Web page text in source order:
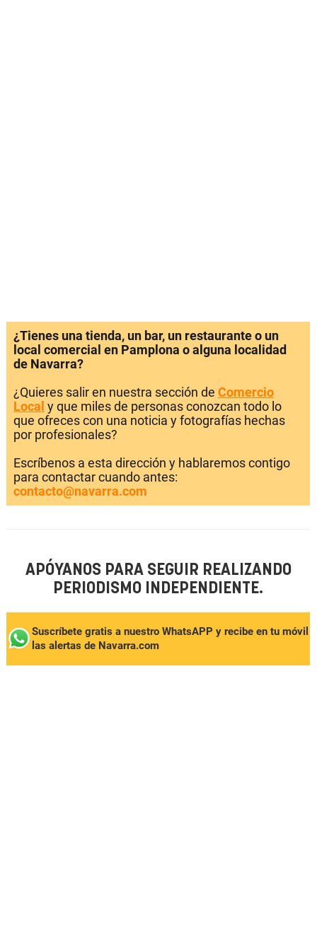
¿Tienes una tienda, un bar, un restaurante o un
local comercial en Pamplona o alguna localidad
de Navarra?
¿Quieres salir en nuestra sección de Comercio
Local y que miles de personas conozcan todo lo
que ofreces con una noticia y fotografías hechas
por profesionales?
Escríbenos a esta dirección y hablaremos contigo
para contactar cuando antes:
contacto@navarra.com
APÓYANOS PARA SEGUIR REALIZANDO
PERIODISMO INDEPENDIENTE.
Suscríbete gratis a nuestro WhatsAPP y recibe en tu móvil
las alertas de Navarra.com